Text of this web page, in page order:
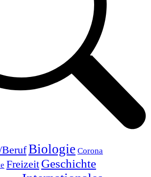
Biologie Corona
Freizeit Geschichte